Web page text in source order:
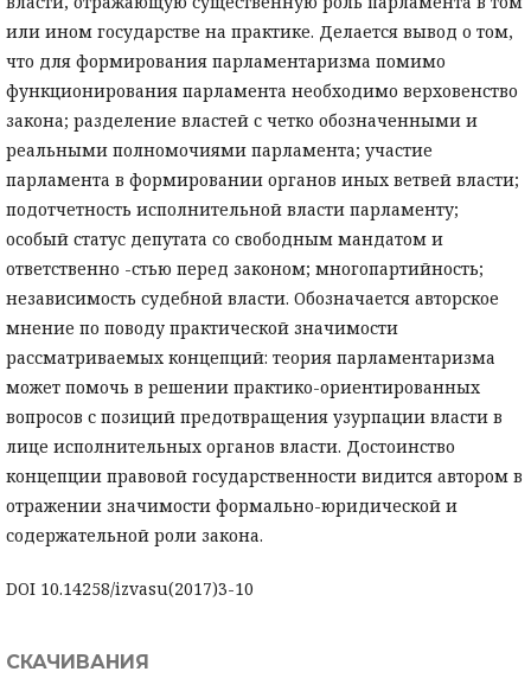
или ином государстве на практике. Делается вывод о том,
что для формирования парламентаризма помимо
функционирования парламента необходимо верховенство
закона; разделение властей с четко обозначенными и
реальными полномочиями парламента; участие
парламента в формировании органов иных ветвей власти;
подотчетность исполнительной власти парламенту;
особый статус депутата со свободным мандатом и
ответственно -стью перед законом; многопартийность;
независимость судебной власти. Обозначается авторское
мнение по поводу практической значимости
рассматриваемых концепций: теория парламентаризма
может помочь в решении практико-ориентированных
вопросов с позиций предотвращения узурпации власти в
лице исполнительных органов власти. Достоинство
концепции правовой государственности видится автором в
отражении значимости формально-юридической и
содержательной роли закона.
DOI 10.14258/izvasu(2017)3-10
СКАЧИВАНИЯ